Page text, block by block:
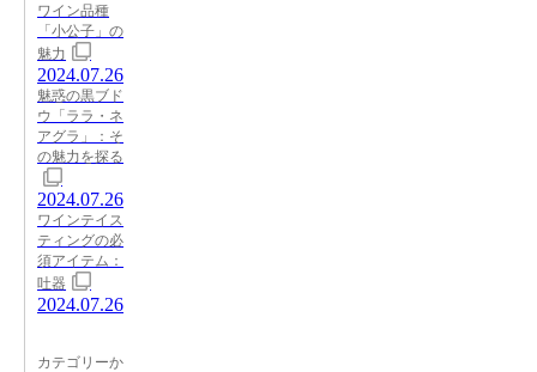
ワイン品種
「小公子」の
魅力
2024.07.26
魅惑の黒ブド
ウ「ララ・ネ
アグラ」：そ
の魅力を探る
2024.07.26
ワインテイス
ティングの必
須アイテム：
吐器
2024.07.26
カテゴリーか